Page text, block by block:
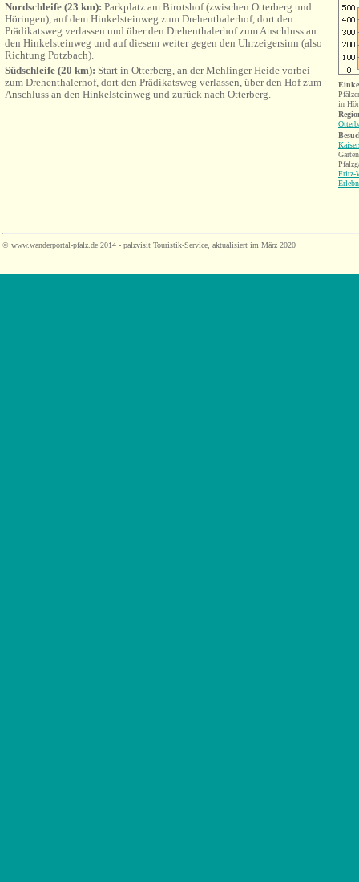
Nordschleife (23 km): Parkplatz am Birotshof (zwischen Otterberg und
Höringen), auf dem Hinkelsteinweg zum Drehenthalerhof, dort den
Prädikatsweg verlassen und über den Drehenthalerhof zum Anschluss an
den Hinkelsteinweg und auf diesem weiter gegen den Uhrzeigersinn (also
Richtung Potzbach).
Südschleife (20 km): Start in Otterberg, an der Mehlinger Heide vorbei
zum Drehenthalerhof, dort den Prädikatsweg verlassen, über den Hof zum
Anschluss an den Hinkelsteinweg und zurück nach Otterberg.
in
Fritz-
© www.wanderportal-pfalz.de 2014 - palzvisit Touristik-Service, aktualisiert im März 2020